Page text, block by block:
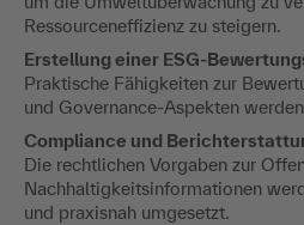
Ressourceneffizienz zu steigern.
Erstellung einer ESG-
Praktische Fähigkeiten zur
und Governance-Aspekten
Compliance und
Die rechtlichen Vorgaben zur
Nachhaltigkeitsinformationen
und praxisnah umgesetzt.